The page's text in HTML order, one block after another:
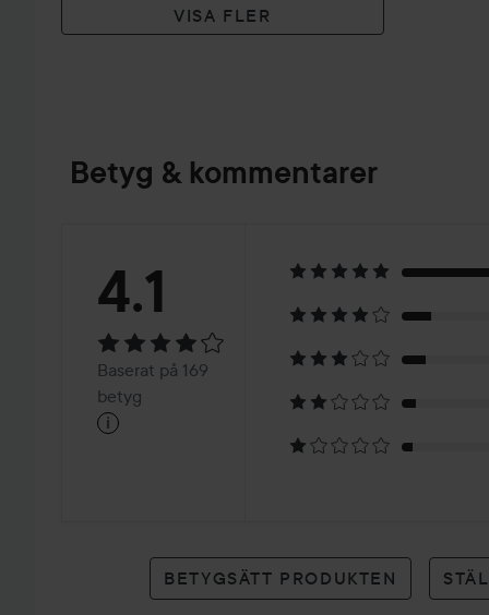
VISA FLER
Betyg & kommentarer
Betyg:
4.1Baserat
på
betyg
4.1
Baserat på 169
betyg
i
BETYGSÄTT PRODUKTEN